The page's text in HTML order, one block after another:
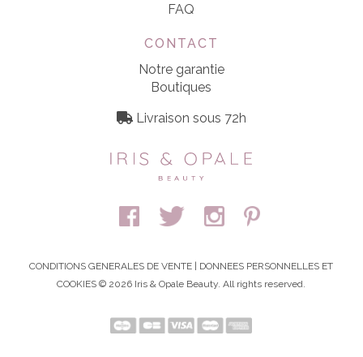
FAQ
CONTACT
Notre garantie
Boutiques
Livraison sous 72h
CONDITIONS GENERALES DE VENTE
DONNEES PERSONNELLES ET
COOKIES © 2026 Iris & Opale Beauty. All rights reserved.